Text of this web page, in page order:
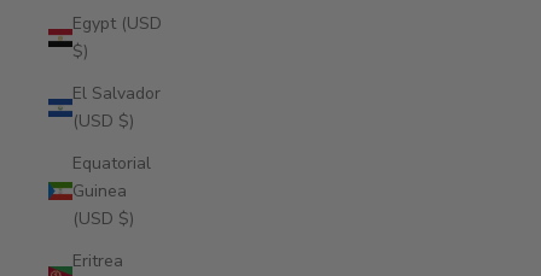
Egypt (USD
$)
El Salvador
(USD $)
Equatorial
Guinea
(USD $)
Eritrea